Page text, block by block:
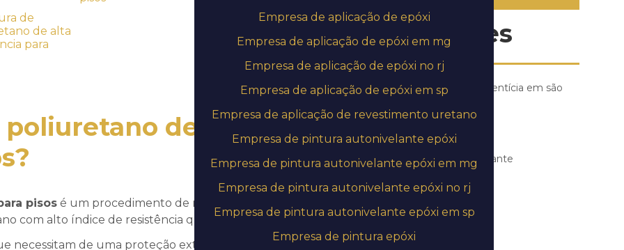
Empresa de aplicação de epóxi
Empresa de aplicação de epóxi em mg
Empresa de aplicação de epóxi no rj
Empresa de aplicação de epóxi em sp
Empresa de aplicação de revestimento uretano
Empresa de pintura autonivelante epóxi
Empresa de pintura autonivelante epóxi em mg
Empresa de pintura autonivelante epóxi no rj
Empresa de pintura autonivelante epóxi em sp
Empresa de pintura epóxi
de alta
?
pisos é um procedimento de revestimento que
com alto índice de resistência química e mecânica.
necessitam de uma proteção extra para suportar o
Informações
Aplicação de argamassa cimentícia em são
Aplicação de epoxi autonivelante
Aplicação de epóxi no chão
Aplicação de epoxi em piso
Aplicação de resina epóxi